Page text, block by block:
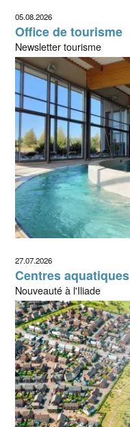
05.08.2026
Office de tourisme
Newsletter tourisme
27.07.2026
Centres aquatiques
Nouveauté à l'Iliade